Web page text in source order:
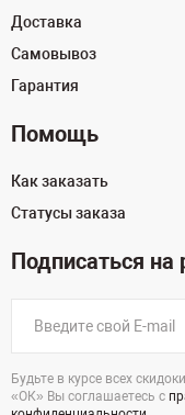
Доставка
Самовывоз
Гарантия
Помощь
Как заказать
Статусы заказа
Подписаться на
Будьте в курсе всех
«ОК» Вы соглашаетесь с